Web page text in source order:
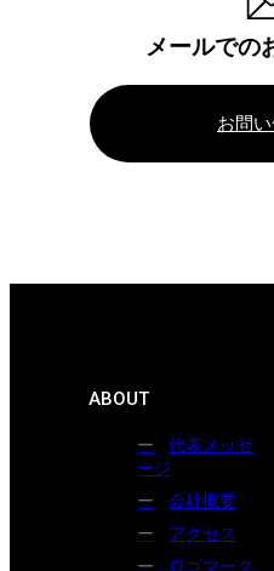
メールでの
お問
ABOUT
代表メッセ
ージ
会社概要
アクセス
ロゴマーク